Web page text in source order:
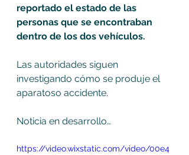
reportado el estado de las
personas que se encontraban
dentro de los dos vehículos.
Las autoridades siguen
investigando cómo se produje el
aparatoso accidente.
Noticia en desarrollo…
https://video.wixstatic.com/video/00e4